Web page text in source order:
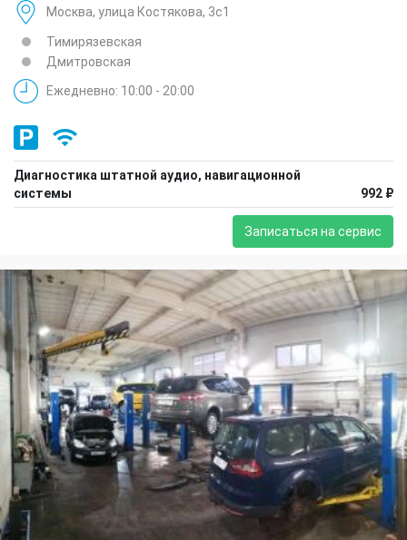
Москва, улица Костякова, 3с1
Тимирязевская
Дмитровская
Ежедневно: 10:00 - 20:00
Диагностика штатной аудио, навигационной
системы
992 ₽
Записаться на сервис